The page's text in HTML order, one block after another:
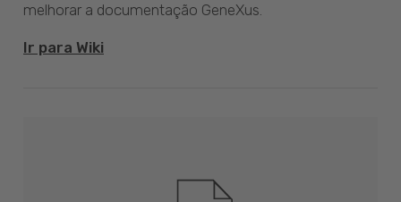
melhorar a documentação GeneXus.
Ir para Wiki